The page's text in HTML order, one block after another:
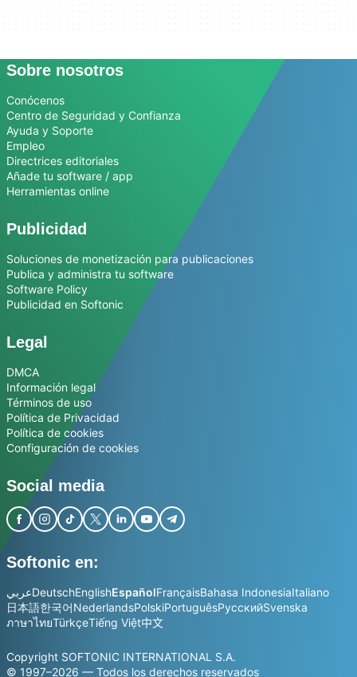
Sobre nosotros
Conócenos
Centro de Seguridad y Confianza
Ayuda y Soporte
Empleo
Directrices editoriales
Añade tu software / app
Herramientas online
Publicidad
Soluciones de monetización para publicaciones
Publica y administra tu software
Software Policy
Publicidad en Softonic
Legal
DMCA
Información legal
Términos de uso
Política de Privacidad
Política de cookies
Configuración de cookies
Social media
Softonic en:
عربيDeutschEnglishEspañolFrançaisBahasa IndonesiaItaliano
日本語한국어NederlandsPolskiPortuguêsРусскийSvenska
ภาษาไทยTürkçeTiếng Việt中文
Copyright SOFTONIC INTERNATIONAL S.A.
© 1997–2026 — Todos los derechos reservados